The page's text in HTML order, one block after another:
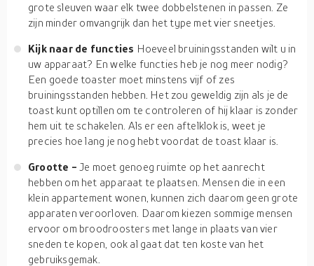
grote sleuven waar elk twee dobbelstenen in passen. Ze
zijn minder omvangrijk dan het type met vier sneetjes.
Kijk naar de functies Hoeveel bruiningsstanden wilt u in
uw apparaat? En welke functies heb je nog meer nodig?
Een goede toaster moet minstens vijf of zes
bruiningsstanden hebben. Het zou geweldig zijn als je de
toast kunt optillen om te controleren of hij klaar is zonder
hem uit te schakelen. Als er een aftelklok is, weet je
precies hoe lang je nog hebt voordat de toast klaar is.
Grootte - Je moet genoeg ruimte op het aanrecht
hebben om het apparaat te plaatsen. Mensen die in een
klein appartement wonen, kunnen zich daarom geen grote
apparaten veroorloven. Daarom kiezen sommige mensen
ervoor om broodroosters met lange in plaats van vier
sneden te kopen, ook al gaat dat ten koste van het
gebruiksgemak.